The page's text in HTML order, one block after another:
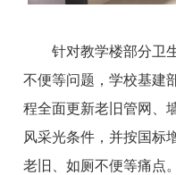
针对教学楼部分卫生
不便等问题，学校基建
程全面更新老旧管网、
风采光条件，并按国标
老旧、如厕不便等痛点